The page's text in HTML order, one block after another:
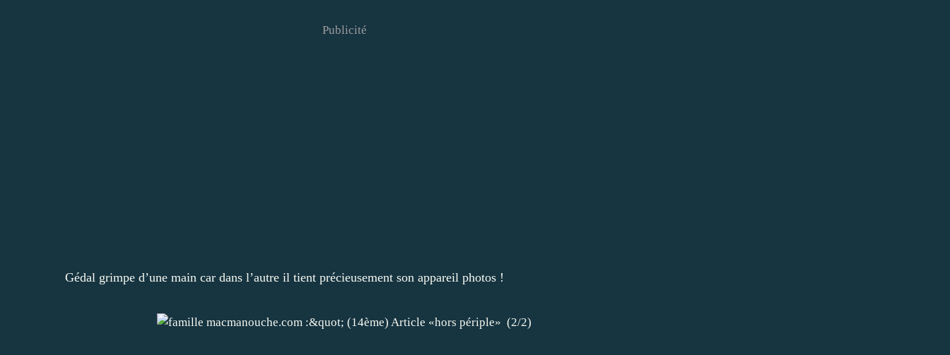
Publicité
Gédal grimpe d’une main car dans l’autre il tient précieusement son appareil photos !